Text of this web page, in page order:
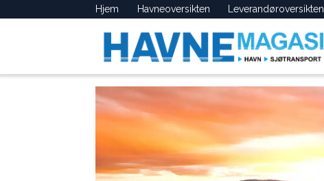
Hjem Havneoversikten Leverandøroversikten